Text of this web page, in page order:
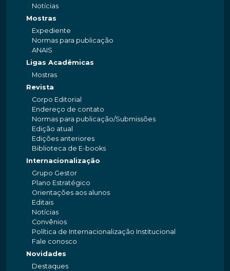
Notícias
Mostras
Expediente
Normas para publicação
ANAIS
Ligas Acadêmicas
Mostras
Revista
Corpo Editorial
Endereço de contato
Normas para publicação/Submissões
Edição atual
Edições anteriores
Biblioteca de E-books
Internacionalização
Grupo Gestor
Plano Estratégico
Orientações aos alunos
Editais
Notícias
Convênios
Política de Internacionalização Institucional
Fale conosco
Novidades
Destaques